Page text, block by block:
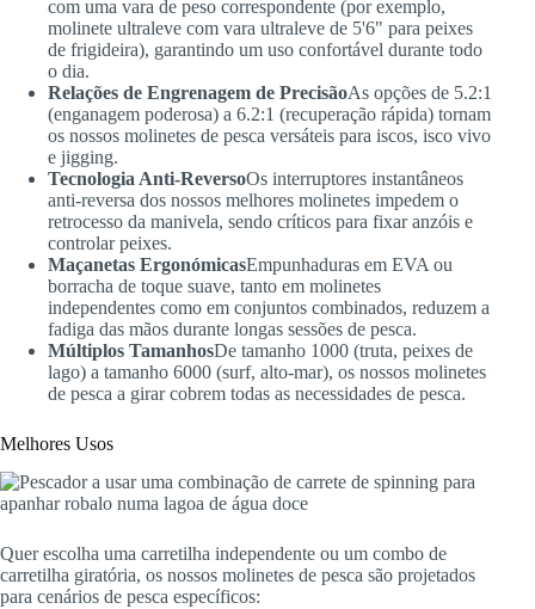
com uma vara de peso correspondente (por exemplo,
molinete ultraleve com vara ultraleve de 5'6" para peixes
de frigideira), garantindo um uso confortável durante todo
o dia.
Relações de Engrenagem de PrecisãoAs opções de 5.2:1
(enganagem poderosa) a 6.2:1 (recuperação rápida) tornam
os nossos molinetes de pesca versáteis para iscos, isco vivo
e jigging.
Tecnologia Anti-ReversoOs interruptores instantâneos
anti-reversa dos nossos melhores molinetes impedem o
retrocesso da manivela, sendo críticos para fixar anzóis e
controlar peixes.
Maçanetas ErgonómicasEmpunhaduras em EVA ou
borracha de toque suave, tanto em molinetes
independentes como em conjuntos combinados, reduzem a
fadiga das mãos durante longas sessões de pesca.
Múltiplos TamanhosDe tamanho 1000 (truta, peixes de
lago) a tamanho 6000 (surf, alto-mar), os nossos molinetes
de pesca a girar cobrem todas as necessidades de pesca.
Melhores Usos
Quer escolha uma carretilha independente ou um combo de
carretilha giratória, os nossos molinetes de pesca são projetados
para cenários de pesca específicos: